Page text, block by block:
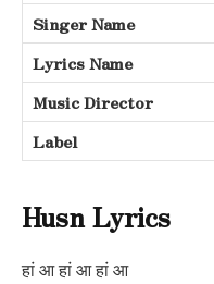
Singer Name
Lyrics Name
Music Director
Label
Husn Lyrics
हां आ हां आ हां आ